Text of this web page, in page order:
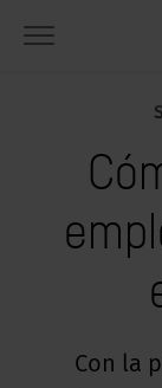
y acústica
& Software
de
de trabajo
de
en Sedus
y bienestar
sociales
somos
y hechos
Con la